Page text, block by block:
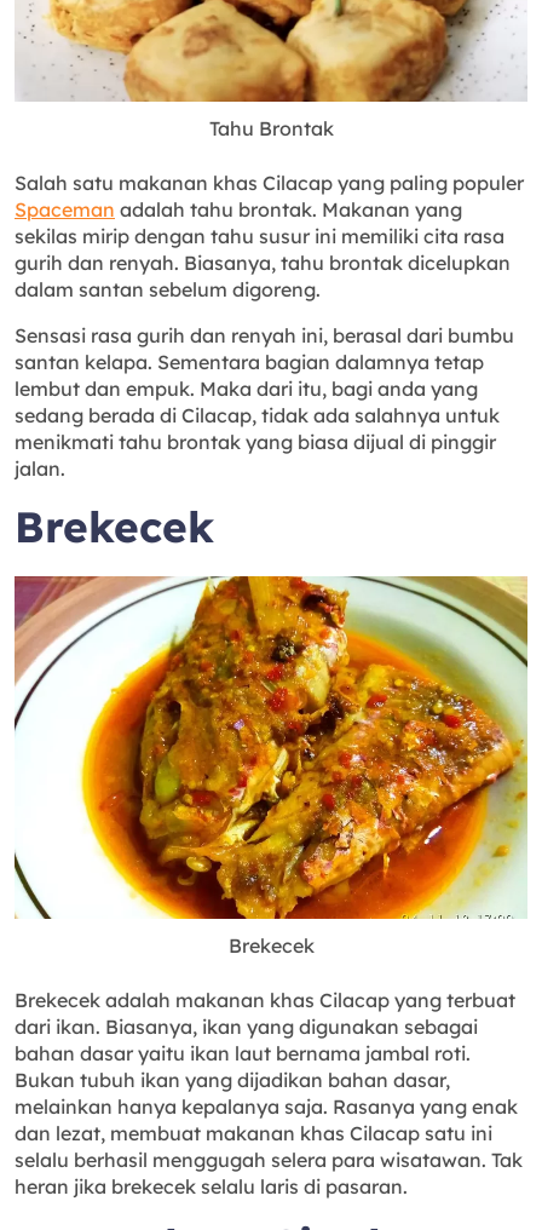
Tahu Brontak
Salah satu makanan khas Cilacap yang paling populer
Spaceman adalah tahu brontak. Makanan yang
sekilas mirip dengan tahu susur ini memiliki cita rasa
gurih dan renyah. Biasanya, tahu brontak dicelupkan
dalam santan sebelum digoreng.
Sensasi rasa gurih dan renyah ini, berasal dari bumbu
santan kelapa. Sementara bagian dalamnya tetap
lembut dan empuk. Maka dari itu, bagi anda yang
sedang berada di Cilacap, tidak ada salahnya untuk
menikmati tahu brontak yang biasa dijual di pinggir
jalan.
Brekecek
Brekecek
Brekecek adalah makanan khas Cilacap yang terbuat
dari ikan. Biasanya, ikan yang digunakan sebagai
bahan dasar yaitu ikan laut bernama jambal roti.
Bukan tubuh ikan yang dijadikan bahan dasar,
melainkan hanya kepalanya saja. Rasanya yang enak
dan lezat, membuat makanan khas Cilacap satu ini
selalu berhasil menggugah selera para wisatawan. Tak
heran jika brekecek selalu laris di pasaran.